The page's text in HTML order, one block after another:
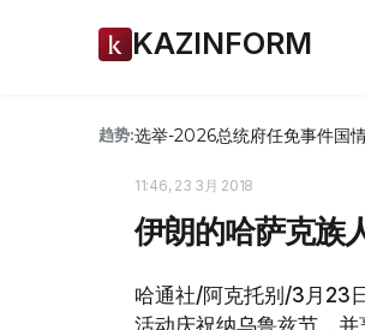
KAZINFORM
趋势:选举-2026总统府任免事件国
11:46, 23 3月 2018
伊朗的哈萨克族
哈通社/阿克托别/3月23
活动庆祝纳乌鲁兹节，并